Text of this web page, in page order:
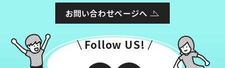
お問い合わせページへ
Follow US!